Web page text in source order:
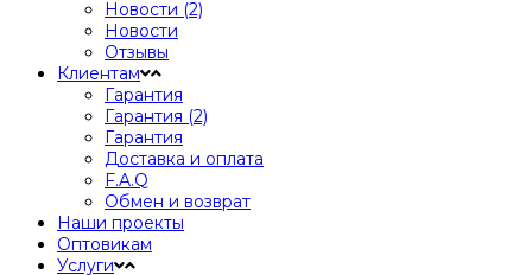
Новости (2)
Новости
Отзывы
Клиентам
Гарантия
Гарантия (2)
Гарантия
Доставка и оплата
F.A.Q
Обмен и возврат
Наши проекты
Оптовикам
Услуги